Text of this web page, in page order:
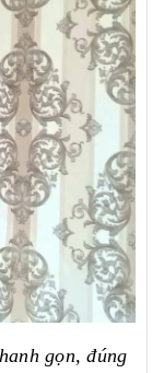
gọn, đúng